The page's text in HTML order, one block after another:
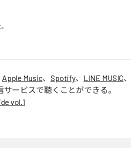
Apple Music、 Spotify、 LINE MUSIC、
ービスで聴くことができる。
vol.1